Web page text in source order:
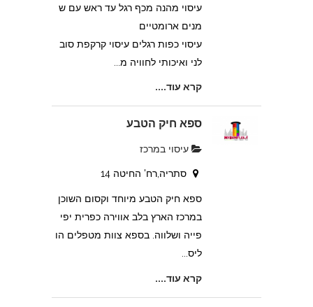
עיסוי מהנה מכף רגל עד ראש עם ש
מנים ארומטיים
עיסוי כפות רגלים עיסוי קרקפת סוב
לני ואיכותי לחוויה מ...
קרא עוד....
ספא חיק הטבע
עיסוי במרכז
סתריה,רח' החיטה 14
ספא חיק הטבע מיוחד וקסום השוכן
במרכז הארץ בלב אווירה כפרית יפי
פייה ושלווה. בספא צוות מטפלים הו
ליס...
קרא עוד....